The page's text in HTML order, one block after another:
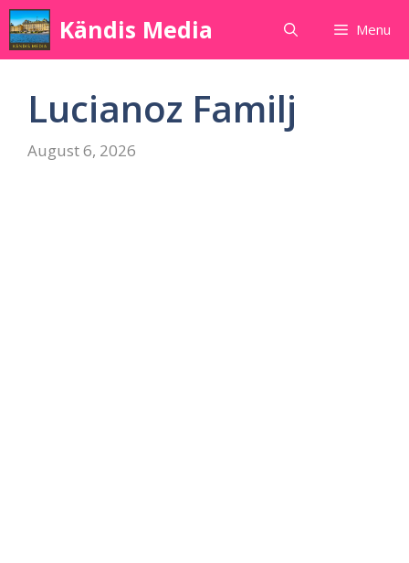
Skip
to
content
Kändis Media Menu
Lucianoz Familj
August 6, 2026